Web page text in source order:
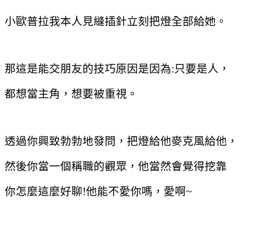
小歐普拉我本人見縫插針立刻把燈全部給她。
那這是能交朋友的技巧原因是因為:只要是人，
都想當主角，想要被重視。
透過你興致勃勃地發問，把燈給他麥克風給他，
然後你當一個稱職的觀眾，他當然會覺得挖靠
你怎麼這麼好聊!他能不愛你嗎，愛啊~